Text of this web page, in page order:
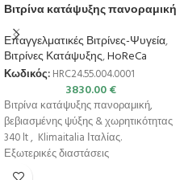
Βιτρίνα κατάψυξης πανοραμική
Επαγγελματικές Βιτρίνες-Ψυγεία,
Βιτρίνες Κατάψυξης,HoReCa
Κωδικός: HRC24.55.004.0001
3830.00€
Βιτρίνα κατάψυξης πανοραμική,
βεβιασμένης ψύξης & χωρητικότητας
340 lt , Klimaitalia Ιταλίας.
Εξωτερικές διαστάσεις
650x650x1950(h)mm Εσωτερικές